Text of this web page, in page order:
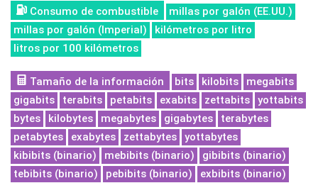
Consumo de combustible
millas por galón (EE.UU.)
millas por galón (Imperial)
kilómetros por litro
litros por 100 kilómetros
Tamaño de la información bits kilobits
megabits
gigabits
terabits petabits exabits zettabits
yottabits
bytes
kilobytes megabytes gigabytes
terabytes
petabytes
exabytes zettabytes
yottabytes
kibibits (binario)
mebibits (binario)
gibibits (binario)
tebibits (binario)
pebibits (binario)
exbibits (binario)